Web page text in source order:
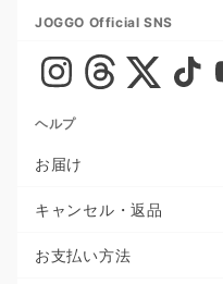
JOGGO Official SNS
ヘルプ
お届け
キャンセル・返品
お支払い方法